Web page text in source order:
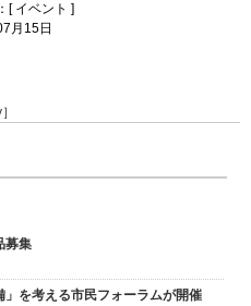
[ イベント ]
月15日
募集
を考える市民フォーラムが開催